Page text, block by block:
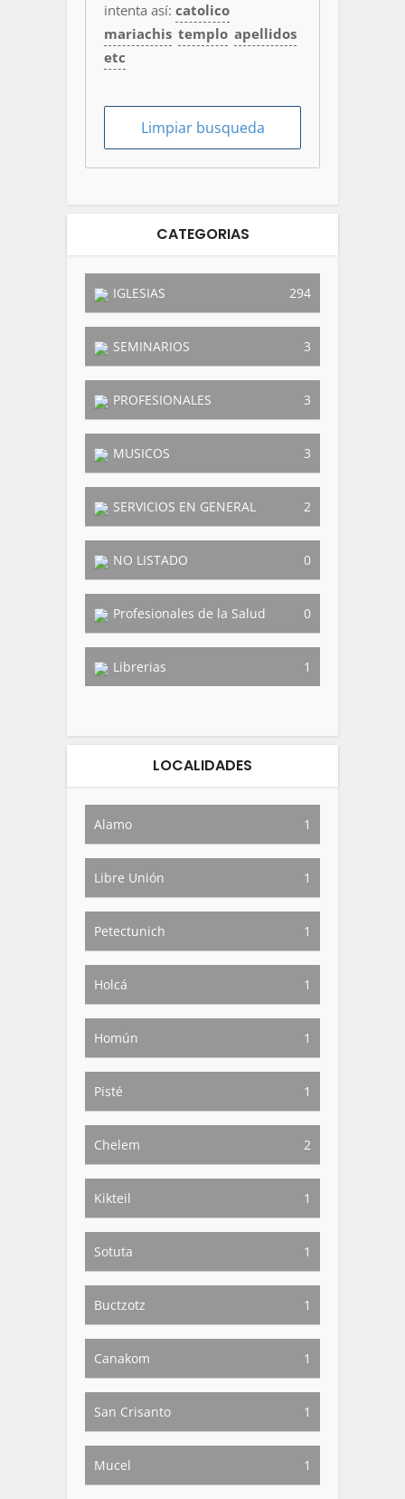
intenta así: catolico
mariachis templo apellidos
etc
CATEGORIAS
IGLESIAS 294
SEMINARIOS 3
PROFESIONALES 3
MUSICOS 3
SERVICIOS EN GENERAL 2
NO LISTADO 0
Profesionales de la Salud 0
Librerias 1
LOCALIDADES
Alamo 1
Libre Unión 1
Petectunich 1
Holcá 1
Homún 1
Pisté 1
Chelem 2
Kikteil 1
Sotuta 1
Buctzotz 1
Canakom 1
San Crisanto 1
Mucel 1